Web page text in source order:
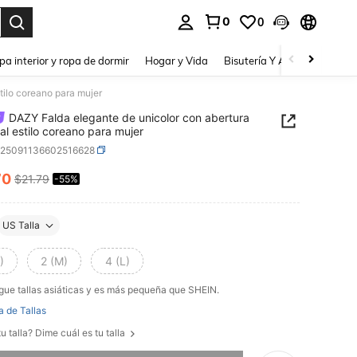
0 0
interior y ropa de dormir Hogar y Vida Bisutería Y Accesorios
coreano para mujer
DAZY Falda elegante de unicolor con abertura
estilo coreano para mujer
AND AVAILABILITY
$21.79 -55%
US Talla
2 (M) 4 (L)
tallas asiáticas y es más pequeña que SHEIN.
de Tallas
talla? Dime cuál es tu talla